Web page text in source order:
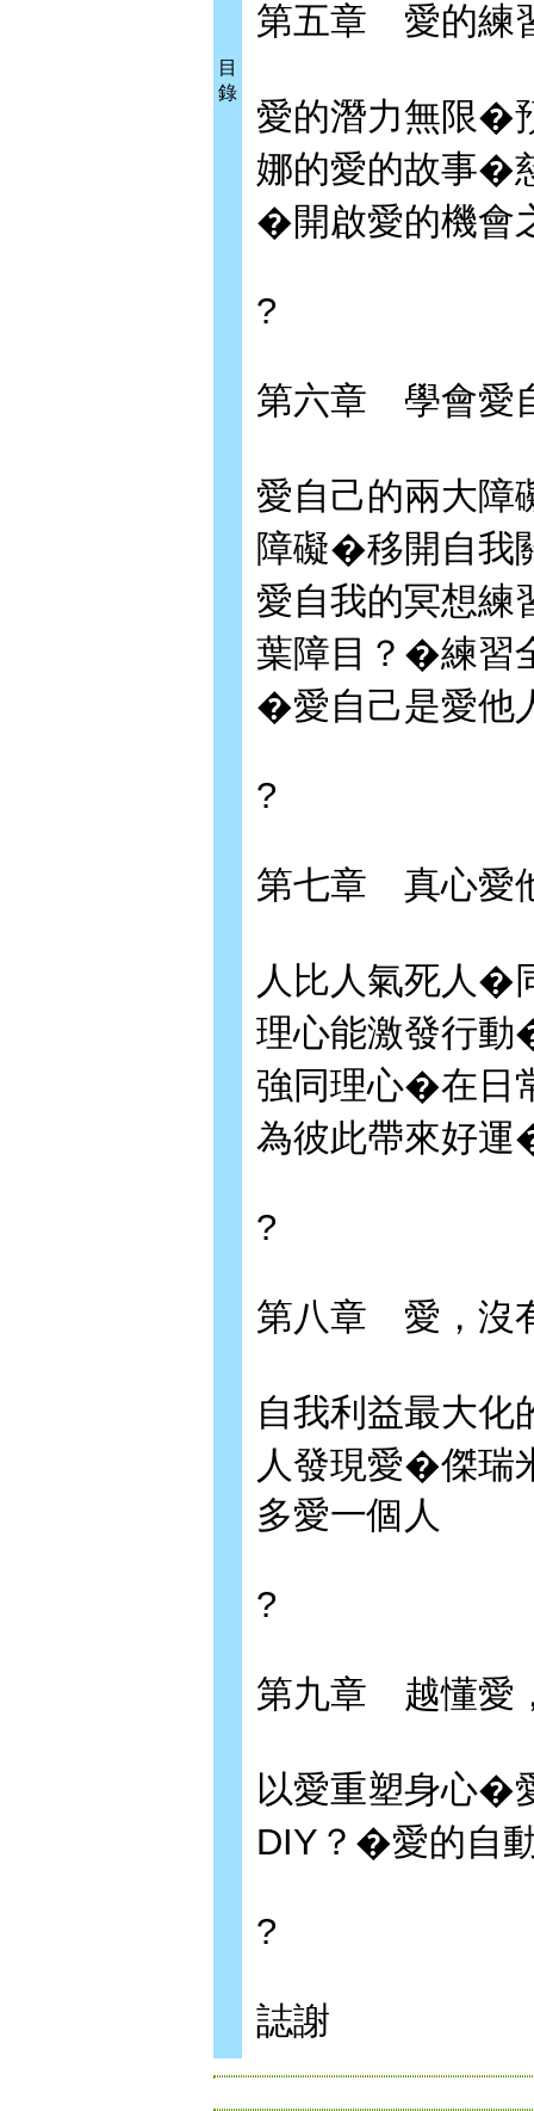
目
錄
第五章 愛
愛的潛力無限�
娜的愛的故事�
�開啟愛的機會
?
第六章 學會愛
愛自己的兩大
障礙�移開自我
愛自我的冥想
葉障目？�練習
�愛自己是愛他
?
第七章 真心愛
人比人氣死人�
理心能激發行
強同理心�在日
為彼此帶來好
?
第八章 愛，沒
自我利益最大
人發現愛�傑瑞
多愛一個人
?
第九章 越懂愛
以愛重塑身心�
DIY？�愛的自
?
誌謝